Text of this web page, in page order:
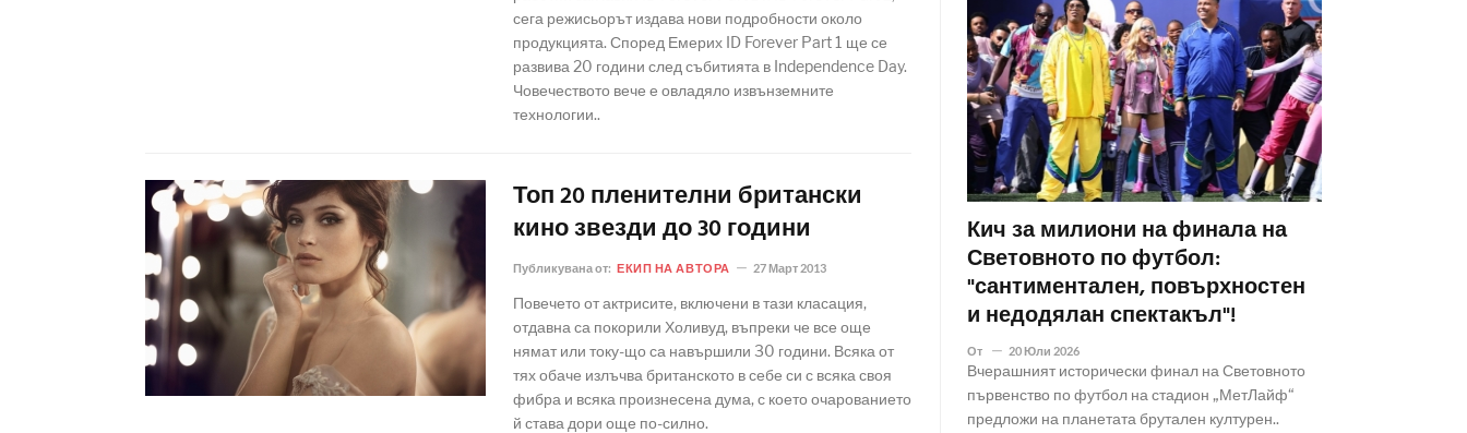
сега режисьорът издава нови подробности около
продукцията. Според Емерих ID Forever Part 1 ще се
развива 20 години след събитията в Independence Day.
Човечеството вече е овладяло извънземните
технологии..
Топ 20 пленителни британски
кино звезди до 30 години
Публикувана от: ЕКИП НА АВТОРА 27 Март 2013
Повечето от актрисите, включени в тази класация,
отдавна са покорили Холивуд, въпреки че все още
нямат или току-що са навършили 30 години. Всяка от
тях обаче излъчва британското в себе си с всяка своя
фибра и всяка произнесена дума, с което очарованието
й става дори още по-силно.
Кич за милиони на финала на
Световното по футбол:
"сантиментален, повърхностен
и недодялан спектакъл"!
От 20 Юли 2026
Вчерашният исторически финал на Световното
първенство по футбол на стадион „МетЛайф“
предложи на планетата брутален културен..